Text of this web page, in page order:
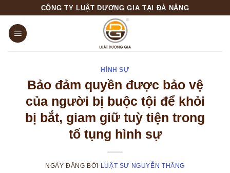
content
CÔNG TY LUẬT DƯƠNG GIA TẠI ĐÀ NẴNG
HÌNH SỰ
Bảo đảm quyền được bảo vệ
của người bị buộc tội để khỏi
bị bắt, giam giữ tuỳ tiện trong
tố tụng hình sự
NGÀY ĐĂNG BỞI LUẬT SƯ NGUYỄN THẮNG